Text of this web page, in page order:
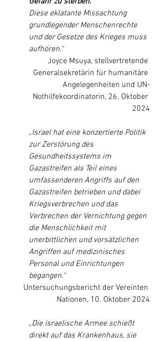
Diese eklatante Missachtung
grundlegender Menschenrechte
und der Gesetze des Krieges muss
aufhören.“
Joyce Msuya, stellvertretende
Generalsekretärin für humanitäre
Angelegenheiten und UN-
Nothilfekoordinatorin, 26. Oktober
2024
„Israel hat eine konzertierte Politik
zur Zerstörung des
Gesundheitssystems im
Gazastreifen als Teil eines
umfassenderen Angriffs auf den
Gazastreifen betrieben und dabei
Kriegsverbrechen und das
Verbrechen der Vernichtung gegen
die Menschlichkeit mit
unerbittlichen und vorsätzlichen
Angriffen auf medizinisches
Personal und Einrichtungen
begangen.“
Untersuchungsbericht der Vereinten
Nationen, 10. Oktober 2024
„Die israelische Armee schießt
direkt auf das Krankenhaus, sie